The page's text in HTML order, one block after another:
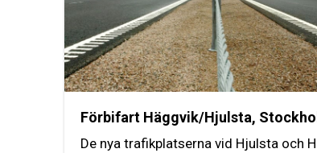
Förbifart Häggvik/Hjulsta,
De nya trafikplatserna vid Hjulsta och